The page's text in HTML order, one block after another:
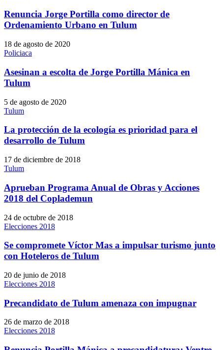
Renuncia Jorge Portilla como director de
Ordenamiento Urbano en Tulum
18 de agosto de 2020
Policiaca
Asesinan a escolta de Jorge Portilla Mánica en
Tulum
5 de agosto de 2020
Tulum
La protección de la ecología es prioridad para el
desarrollo de Tulum
17 de diciembre de 2018
Tulum
Aprueban Programa Anual de Obras y Acciones
2018 del Coplademun
24 de octubre de 2018
Elecciones 2018
Se compromete Víctor Mas a impulsar turismo junto
con Hoteleros de Tulum
20 de junio de 2018
Elecciones 2018
Precandidato de Tulum amenaza con impugnar
26 de marzo de 2018
Elecciones 2018